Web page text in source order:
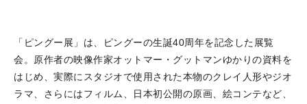
「ピングー展」は、ピングーの生誕40周年を記念した展覧
会。原作者の映像作家オットマー・グットマンゆかりの資料を
はじめ、実際にスタジオで使用された本物のクレイ人形やジオ
ラマ、さらにはフィルム、日本初公開の原画、絵コンテなど、